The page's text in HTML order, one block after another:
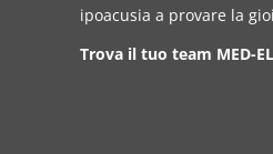
ipoacusia a provare la
Trova il tuo team MED-